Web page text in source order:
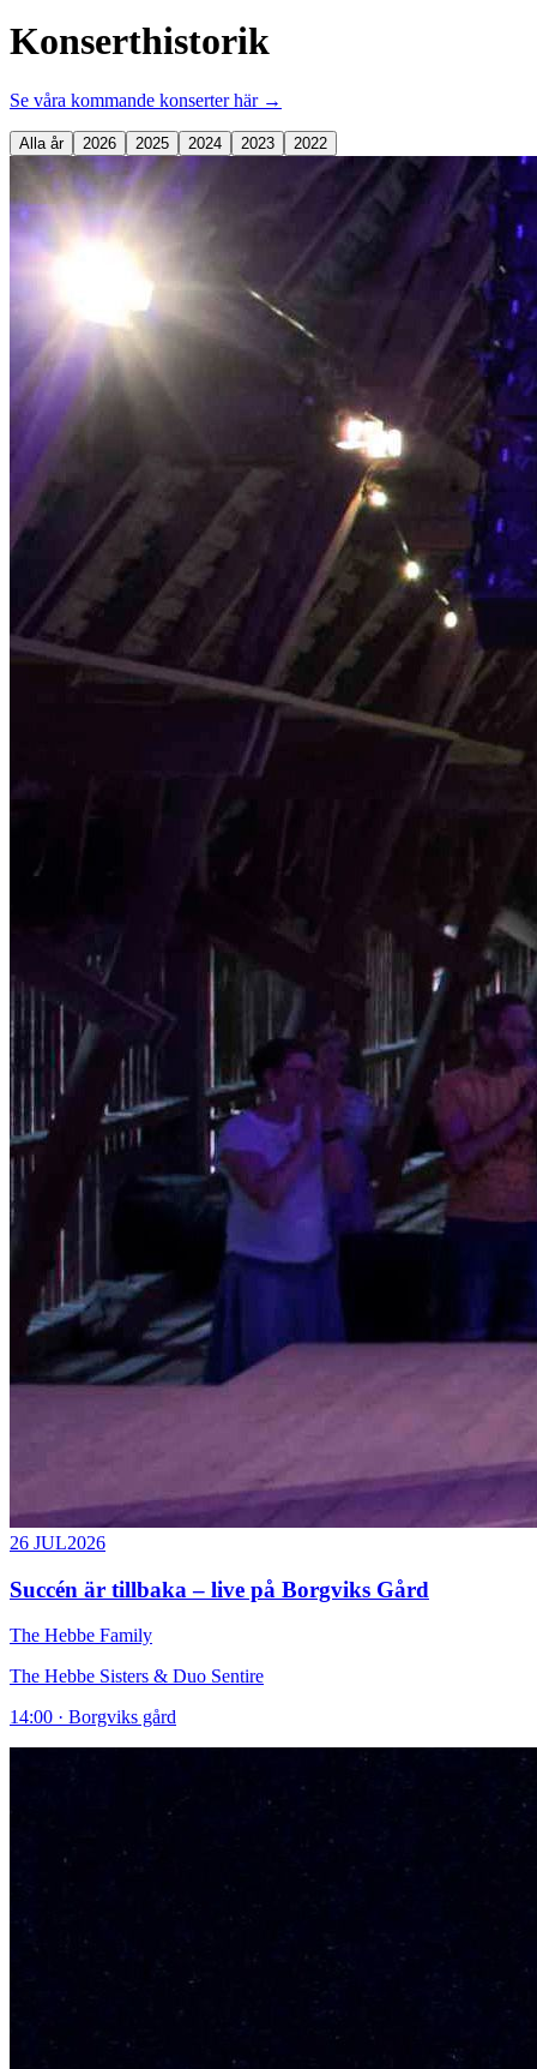
Konserthistorik
Se våra kommande konserter här →
Alla år 2026 2025 2024 2023 2022
26 JUL2026
Succén är tillbaka – live på Borgviks Gård
The Hebbe Family
The Hebbe Sisters & Duo Sentire
14:00 · Borgviks gård